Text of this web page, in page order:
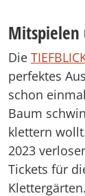
Mitspielen
Die
perfektes
schon
Baum
klettern
2023
Tickets für
Klettergärten.